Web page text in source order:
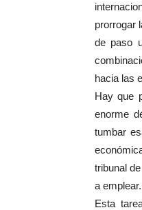
prorrogar
de paso
hacia las
Hay que
enorme
tumbar
tribunal
a emplear.
Esta